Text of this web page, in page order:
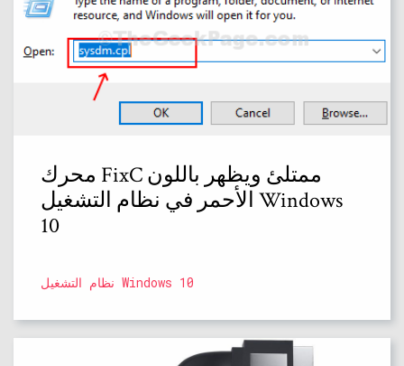
محرك FixC ممتلئ ويظهر باللون
الأحمر في نظام التشغيل Windows
10
نظام التشغيل Windows 10